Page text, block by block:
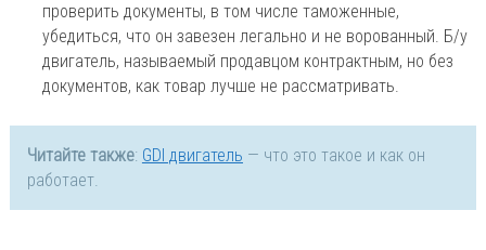
проверить документы, в том числе таможенные,
убедиться, что он завезен легально и не ворованный. Б/у
двигатель, называемый продавцом контрактным, но без
документов, как товар лучше не рассматривать.
Читайте также: GDI двигатель — что это такое и как он
работает.